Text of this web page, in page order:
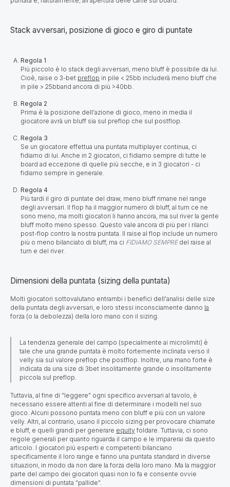
Stack avversari, posizione di gioco e giro di puntate
Regola 1
Più piccolo è lo stack degli avversari, meno bluff è possibile da lui.
Cioè, raise o 3-bet preflop in pile < 25bb includerà meno bluff che
in pile > 25bband ancora di più >40bb.
Regola 2
Prima è la posizione dell'azione di gioco, meno in media il
giocatore avrà un bluff sia sul preflop che sul postflop.
Regola 3
Se un giocatore effettua una puntata multiplayer continua, ci
fidiamo di lui. Anche in 2 giocatori, ci fidiamo sempre di tutte le
board ad eccezione di quelle più secche, e in 3 giocatori - ci
fidiamo sempre in generale.
Regola 4
Più tardi il giro di puntate del draw, meno bluff rimane nel range
degli avversari. Il flop ha il maggior numero di bluff, al turn ce ne
sono meno, ma molti giocatori li hanno ancora, ma sul river la gente
bluff molto meno spesso. Questo vale ancora di più per i rilanci
post-flop contro la nostra puntata. Il raise al flop include un numero
più o meno bilanciato di bluff, ma ci FIDIAMO SEMPREdel raise al
turn e del river.
Dimensioni della puntata (sizing della puntata)
Molti giocatori sottovalutano entrambi i benefici dell'analisi delle size
della puntata degli avversari, e loro stessi inconsciamente danno la
forza (o la debolezza) della loro mano con il sizing.
La tendenza generale del campo (specialmente ai microlimiti) è
tale che una grande puntata è molto fortemente inclinata verso il
velly sia sul valore preflop che postflop. Inoltre, una mano forte è
indicata da una size di 3bet insolitamente grande o insolitamente
piccola sul preflop.
Tuttavia, al fine di "leggere" ogni specifico avversari al tavolo, è
necessario essere attenti al fine di determinare i modelli nel suo
gioco. Alcuni possono puntata meno con bluff e più con un valore
velly. Altri, al contrario, usano il piccolo sizing per provocare chiamate
e bluff, e quelli grandi per generare equity foldare. Tuttavia, ci sono
regole generali per quanto riguarda il campo e le imparerai da questo
articolo. I giocatori più esperti e competenti bilanciano
specificamente il loro range e fanno una puntata standard in diverse
situazioni, in modo da non dare la forza della loro mano. Ma la maggior
parte del campo dei giocatori quasi non lo fa e consente ovvie
dimensioni di puntata "pallide".